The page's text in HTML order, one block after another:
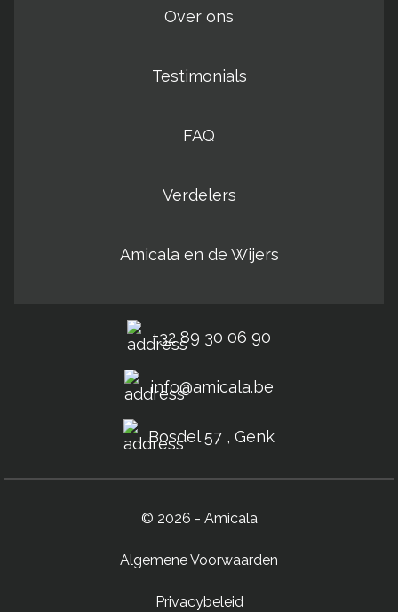
Over ons
Testimonials
FAQ
Verdelers
Amicala en de Wijers
+32 89 30 06 90
info@amicala.be
Bosdel 57 , Genk
© 2026 - Amicala
Algemene Voorwaarden
Privacybeleid